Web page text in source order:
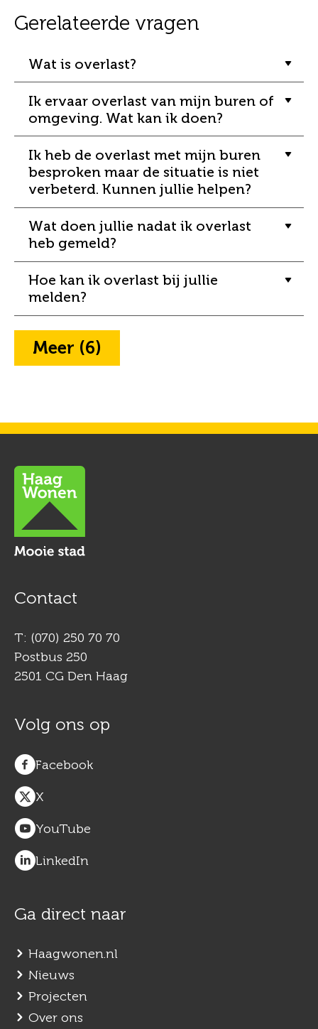
Gerelateerde vragen
Wat is overlast?
Ik ervaar overlast van mijn buren of
omgeving. Wat kan ik doen?
Ik heb de overlast met mijn buren
besproken maar de situatie is niet
verbeterd. Kunnen jullie helpen?
Wat doen jullie nadat ik overlast
heb gemeld?
Hoe kan ik overlast bij jullie
melden?
Meer (6)
Contactinformatie
Contact
T: (070) 250 70 70
Postbus 250
2501 CG Den Haag
Volg ons op
Facebook
X
YouTube
LinkedIn
Ga direct naar
Haagwonen.nl
Nieuws
Projecten
Over ons